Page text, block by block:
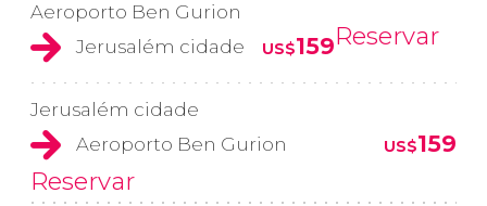
Aeroporto Ben Gurion
Jerusalém cidade
US$159Reservar
Jerusalém cidade
Aeroporto Ben Gurion
US$159
Reservar